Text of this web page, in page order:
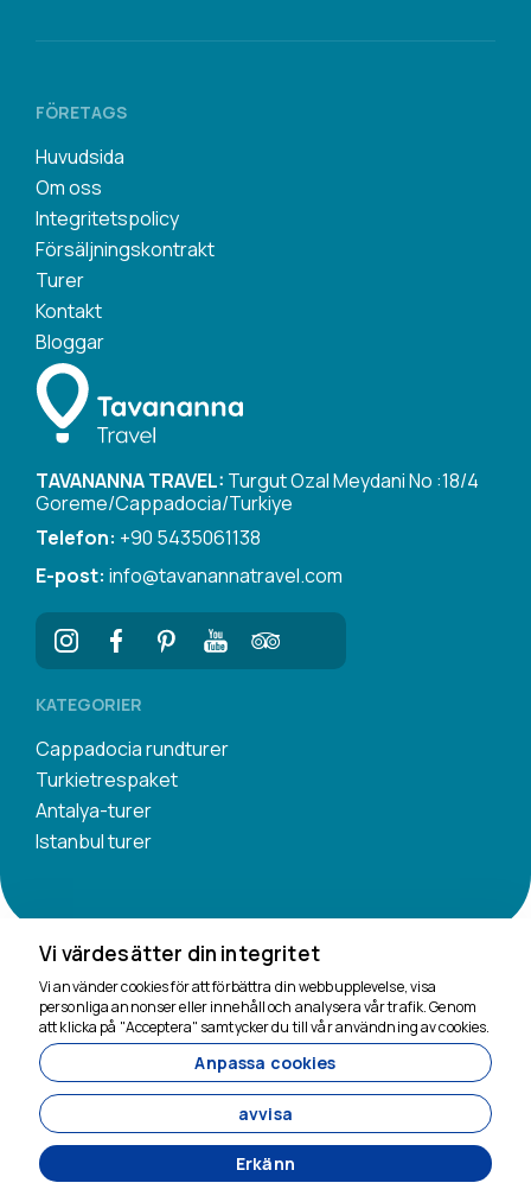
FÖRETAGS
Huvudsida
Om oss
Integritetspolicy
Försäljningskontrakt
Turer
Kontakt
Bloggar
TAVANANNA TRAVEL: Turgut Ozal Meydani No :18/4
Goreme/Cappadocia/Turkiye
Telefon: +90 5435061138
E-post: info@tavanannatravel.com
KATEGORIER
Cappadocia rundturer
Turkietrespaket
Antalya-turer
Istanbul turer
Utvecklad av
Vi värdesätter din integritet
Vi använder cookies för att förbättra din webbupplevelse, visa
personliga annonser eller innehåll och analysera vår trafik. Genom
att klicka på "Acceptera" samtycker du till vår användning av cookies.
Anpassa cookies
avvisa
Erkänn
Vi finns här för att
hjälpa